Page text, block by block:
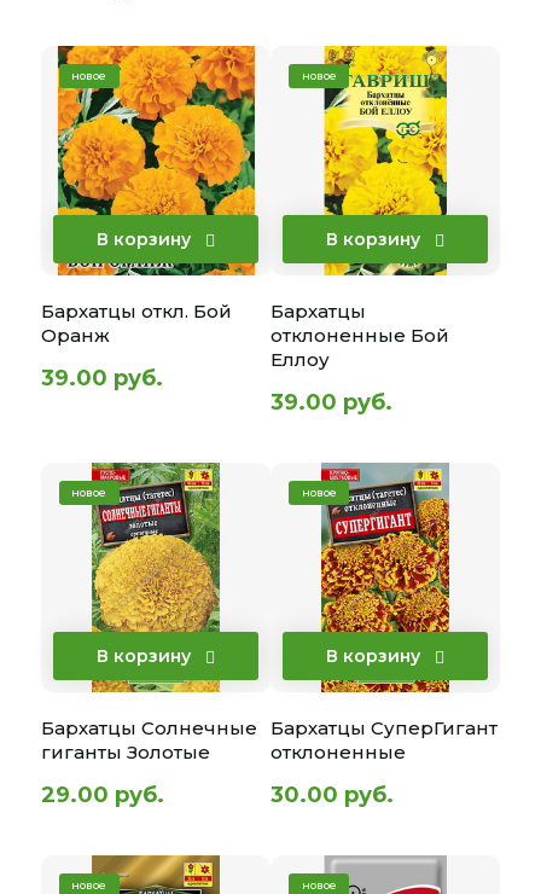
новое
В корзину
Бархатцы откл. Бой
Оранж
39.00 руб.
новое
В корзину
Бархатцы
отклоненные Бой
Еллоу
39.00 руб.
новое
В корзину
Бархатцы Солнечные
гиганты Золотые
29.00 руб.
новое
В корзину
Бархатцы СуперГигант
отклоненные
30.00 руб.
новое новое